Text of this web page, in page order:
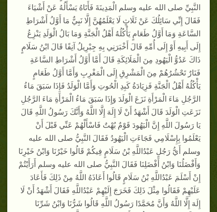
النَّبِيِّ صلى الله عليه وسلم الْمَدِينَةَ فَأَتَاهُ يَسْأَلُهُ عَنْ أَشْيَاءَ
فَقَالَ إِنِّي سَائِلُكَ عَنْ ثَلَاثٍ لَا يَعْلَمُهُنَّ إِلَّا نَبِيٌّ مَا أَوَّلُ أَشْرَاطِ
السَّاعَةِ وَمَا أَوَّلُ طَعَامٍ يَأْكُلُهُ أَهْلُ الْجَنَّةِ وَمَا بَالُ الْوَلَدِ يَنْزِعُ
إِلَى أَبِيهِ أَوْ إِلَى أُمِّهِ قَالَ أَخْبَرَنِي بِهِ جِبْرِيلُ آنِفًا قَالَ ابْنُ سَلَامٍ
ذَاكَ عَدُوُّ الْيَهُودِ مِنَ الْمَلَائِكَةِ قَالَ أَمَّا أَوَّلُ أَشْرَاطِ السَّاعَةِ
فَنَارٌ تَحْشُرُهُمْ مِنَ الْمَشْرِقِ إِلَى الْمَغْرِبِ وَأَمَّا أَوَّلُ طَعَامٍ
يَأْكُلُهُ أَهْلُ الْجَنَّةِ فَزِيَادَةُ كَبِدِ الْحُوتِ وَأَمَّا الْوَلَدُ فَإِذَا سَبَقَ مَاءُ
الرَّجُلِ مَاءَ الْمَرْأَةِ نَزَعَ الْوَلَدَ وَإِذَا سَبَقَ مَاءُ الْمَرْأَةِ مَاءَ الرَّجُلِ
نَزَعَتِ الْوَلَدَ قَالَ أَشْهَدُ أَنْ لَا إِلَهَ إِلَّا اللَّهُ وَأَنَّكَ رَسُولُ اللَّهِ قَالَ
يَا رَسُولَ اللَّهِ إِنَّ الْيَهُودَ قَوْمٌ بُهْتٌ فَاسْأَلْهُمْ عَنِّي قَبْلَ أَنْ
يَعْلَمُوا بِإِسْلَامِي فَجَاءَتِ الْيَهُودُ فَقَالَ النَّبِيُّ صلى الله عليه
وسلم أَيُّ رَجُلٍ عَبْدُاللَّهِ بْنُ سَلَامٍ فِيكُمْ قَالُوا خَيْرُنَا وَابْنُ خَيْرِنَا
وَأَفْضَلُنَا وَابْنُ أَفْضَلِنَا فَقَالَ النَّبِيُّ صلى الله عليه وسلم أَرَأَيْتُمْ
إِنْ أَسْلَمَ عَبْدُاللَّهِ بْنُ سَلَامٍ قَالُوا أَعَاذَهُ اللَّهُ مِنْ ذَلِكَ فَأَعَادَ
عَلَيْهِمْ فَقَالُوا مِثْلَ ذَلِكَ فَخَرَجَ إِلَيْهِمْ عَبْدُاللَّهِ فَقَالَ أَشْهَدُ أَنْ لَا
إِلَهَ إِلَّا اللَّهُ وَأَنَّ مُحَمَّدًا رَسُولُ اللَّهِ قَالُوا شَرُّنَا وَابْنُ شَرِّنَا